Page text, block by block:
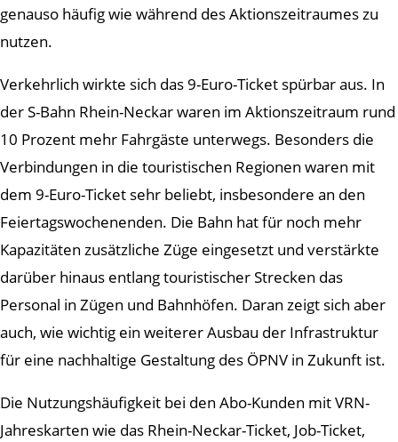
genauso häufig wie während des Aktionszeitraumes zu
nutzen.
Verkehrlich wirkte sich das 9-Euro-Ticket spürbar aus. In
der S-Bahn Rhein-Neckar waren im Aktionszeitraum rund
10 Prozent mehr Fahrgäste unterwegs. Besonders die
Verbindungen in die touristischen Regionen waren mit
dem 9-Euro-Ticket sehr beliebt, insbesondere an den
Feiertagswochenenden. Die Bahn hat für noch mehr
Kapazitäten zusätzliche Züge eingesetzt und verstärkte
darüber hinaus entlang touristischer Strecken das
Personal in Zügen und Bahnhöfen. Daran zeigt sich aber
auch, wie wichtig ein weiterer Ausbau der Infrastruktur
für eine nachhaltige Gestaltung des ÖPNV in Zukunft ist.
Die Nutzungshäufigkeit bei den Abo-Kunden mit VRN-
Jahreskarten wie das Rhein-Neckar-Ticket, Job-Ticket,